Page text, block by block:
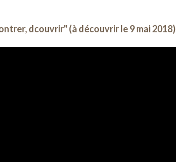
dcouvrir" (à découvrir le 9 mai 2018)